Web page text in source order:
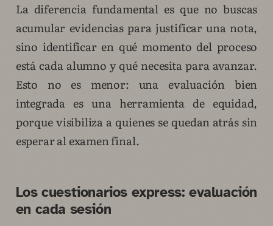
La diferencia fundamental es que no buscas
acumular evidencias para justificar una nota,
sino identificar en qué momento del proceso
está cada alumno y qué necesita para avanzar.
Esto no es menor: una evaluación bien
integrada es una herramienta de equidad,
porque visibiliza a quienes se quedan atrás sin
esperar al examen final.
Los cuestionarios express: evaluación
en cada sesión